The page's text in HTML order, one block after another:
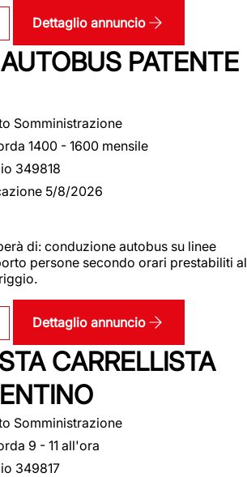
Dettaglio annuncio
PATENTE
Somministrazione
1400 - 1600 mensile
349818
5/8/2026
di: conduzione autobus su linee
persone secondo orari prestabiliti al
Dettaglio annuncio
CARRELLISTA
Somministrazione
9 - 11 all'ora
349817